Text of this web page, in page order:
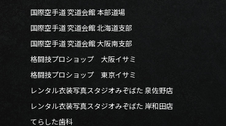
国際空手道 究道会館 本部道場
国際空手道 究道会館 北海道支部
国際空手道 究道会館 大阪南支部
格闘技プロショップ 大阪イサミ
格闘技プロショップ 東京イサミ
レンタル衣装写真スタジオみぞばた 泉佐野店
レンタル衣装写真スタジオみぞばた 岸和田店
てらした歯科